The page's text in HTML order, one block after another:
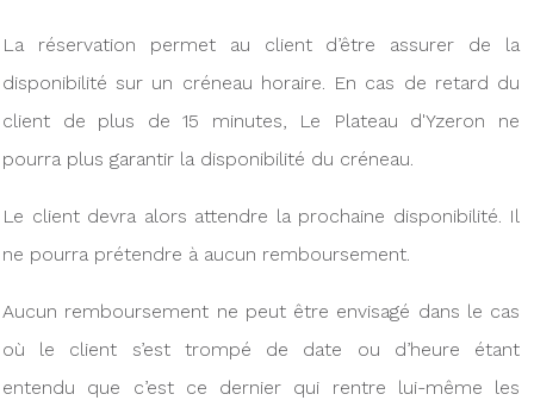
La réservation permet au client d’être assurer de la
disponibilité sur un créneau horaire. En cas de retard du
client de plus de 15 minutes, Le Plateau d'Yzeron ne
pourra plus garantir la disponibilité du créneau.
Le client devra alors attendre la prochaine disponibilité. Il
ne pourra prétendre à aucun remboursement.
Aucun remboursement ne peut être envisagé dans le cas
où le client s’est trompé de date ou d’heure étant
entendu que c’est ce dernier qui rentre lui-même les